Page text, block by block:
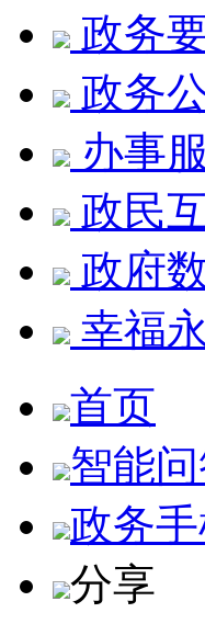
政务
政务
办事
政民
政府
幸福
首页
智能
政务
分享